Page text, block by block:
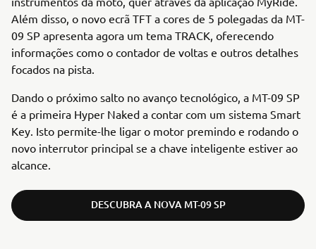
Além disso, o novo ecrã TFT a cores de 5 polegadas da MT-
09 SP apresenta agora um tema TRACK, oferecendo
informações como o contador de voltas e outros detalhes
focados na pista.
Dando o próximo salto no avanço tecnológico, a MT-09 SP
é a primeira Hyper Naked a contar com um sistema Smart
Key. Isto permite-lhe ligar o motor premindo e rodando o
novo interrutor principal se a chave inteligente estiver ao
alcance.
DESCUBRA A NOVA MT-09 SP